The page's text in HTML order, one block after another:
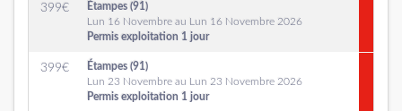
399€
Étampes (91)
Lun 16 Novembre au Lun 16 Novembre 2026
Permis exploitation 1 jour
399€
Étampes (91)
Lun 23 Novembre au Lun 23 Novembre 2026
Permis exploitation 1 jour